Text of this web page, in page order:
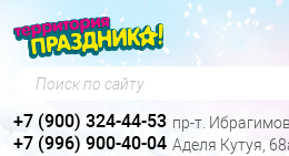
Поиск по сайту
+7 (900) 324-44-53 пр-т.
+7 (996) 900-40-04 Аделя Кутуя,